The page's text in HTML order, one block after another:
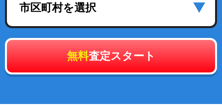
市区町村を選択
無料査定スタート